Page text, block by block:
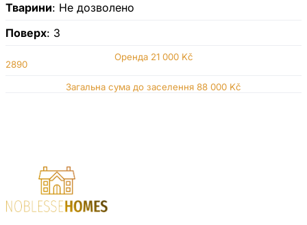
Тварини: Не дозволено
Поверх: 3
Оренда21 000 Kč
Загальна сума до заселення 88 000 Kč
2890